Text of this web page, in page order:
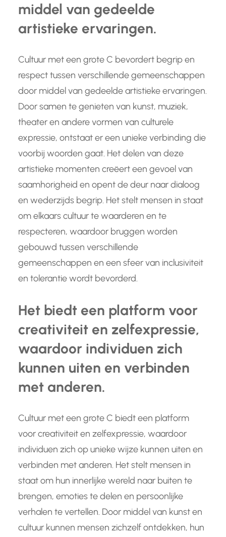
middel van gedeelde
artistieke ervaringen.
Cultuur met een grote C bevordert begrip en
respect tussen verschillende gemeenschappen
door middel van gedeelde artistieke ervaringen.
Door samen te genieten van kunst, muziek,
theater en andere vormen van culturele
expressie, ontstaat er een unieke verbinding die
voorbij woorden gaat. Het delen van deze
artistieke momenten creëert een gevoel van
saamhorigheid en opent de deur naar dialoog
en wederzijds begrip. Het stelt mensen in staat
om elkaars cultuur te waarderen en te
respecteren, waardoor bruggen worden
gebouwd tussen verschillende
gemeenschappen en een sfeer van inclusiviteit
en tolerantie wordt bevorderd.
Het biedt een platform voor
creativiteit en zelfexpressie,
waardoor individuen zich
kunnen uiten en verbinden
met anderen.
Cultuur met een grote C biedt een platform
voor creativiteit en zelfexpressie, waardoor
individuen zich op unieke wijze kunnen uiten en
verbinden met anderen. Het stelt mensen in
staat om hun innerlijke wereld naar buiten te
brengen, emoties te delen en persoonlijke
verhalen te vertellen. Door middel van kunst en
cultuur kunnen mensen zichzelf ontdekken, hun